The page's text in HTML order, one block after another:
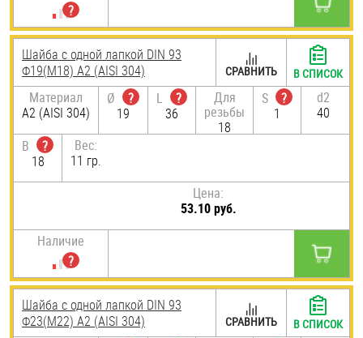
Шайба с одной лапкой DIN 93
Ф19(М18) А2 (AISI 304)
Материал
А2 (AISI 304)
Ø
?
19
L
?
36
Для
резьбы
18
S
?
1
d2
40
B
?
18
Вес:
11 гр.
Цена:
53.10 руб.
Наличие
СРАВНИТЬ В СПИСОК
Шайба с одной лапкой DIN 93
Ф23(М22) А2 (AISI 304)
СРАВНИТЬ В СПИСОК